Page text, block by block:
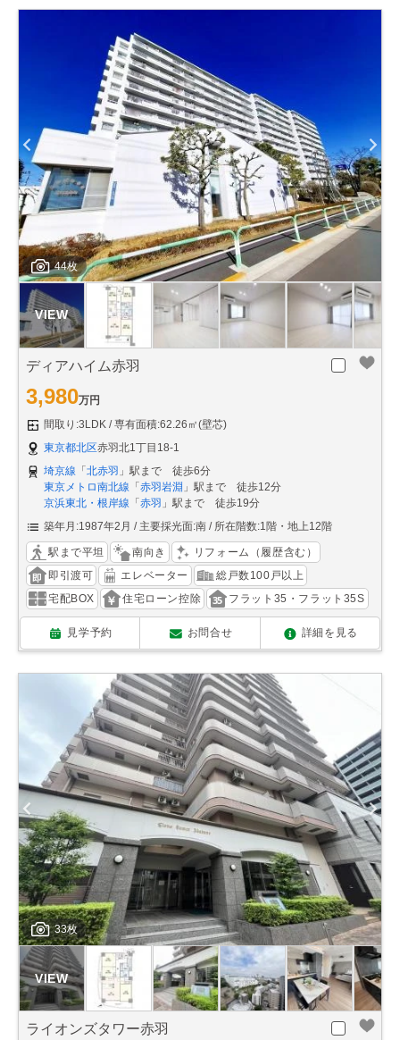
44枚
ディアハイム赤羽
3,980万円
間取り:3LDK
専有面積:62.26㎡(壁芯)
東京都北区赤羽北1丁目18-1
埼京線 「北赤羽 」駅まで 徒歩6分
東京メトロ南北線 「赤羽岩淵 」駅まで 徒歩12分
京浜東北・根岸線 「赤羽 」駅まで 徒歩19分
築年月:1987年2月
主要採光面:南 所在階数:1階・地上12階
駅まで平坦 南向き
リフォーム（履歴含む）
即引渡可
エレベーター
総戸数100戸以上
宅配BOX
住宅ローン控除 フラット35・フラット35S
見学予約 お問合せ 詳細を見る
33枚
ライオンズタワー赤羽